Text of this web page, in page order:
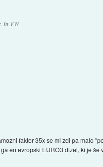
In VW
faktor 35x se mi zdi pa malo
en evropski EURO3 dizel, ki je